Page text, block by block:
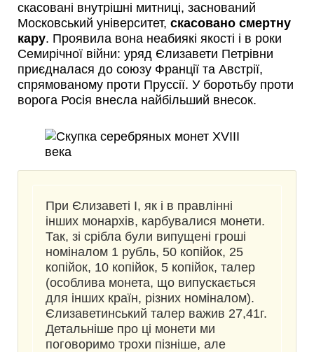
скасовані внутрішні митниці, заснований
Московський університет, скасовано смертну
кару. Проявила вона неабиякі якості і в роки
Семирічної війни: уряд Єлизавети Петрівни
приєдналася до союзу Франції та Австрії,
спрямованому проти Пруссії. У боротьбу проти
ворога Росія внесла найбільший внесок.
При Єлизаветі I, як і в правлінні
інших монархів, карбувалися монети.
Так, зі срібла були випущені гроші
номіналом 1 рубль, 50 копійок, 25
копійок, 10 копійок, 5 копійок, талер
(особлива монета, що випускається
для інших країн, різних номіналом).
Єлизаветинський талер важив 27,41г.
Детальніше про ці монети ми
поговоримо трохи пізніше, але